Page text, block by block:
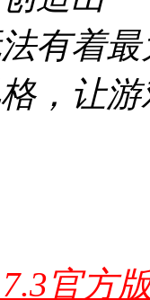
有着
，让
官方